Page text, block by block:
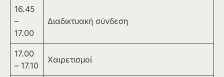
16.45
–
17.00
Διαδικτυακή σύνδεση
17.00
– 17.10
Χαιρετισμοί